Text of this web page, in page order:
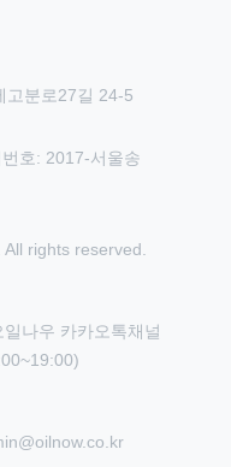
고분로27길 24-5
호: 2017-서울송
rights reserved.
일나우 카카오톡채널